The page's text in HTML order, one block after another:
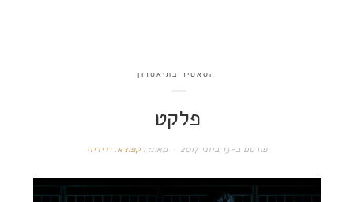
הסאטיר בתיאטרון
פלקט
פורסם ב-13 ביוני 2017 מאת:רקפת א. ידידיה